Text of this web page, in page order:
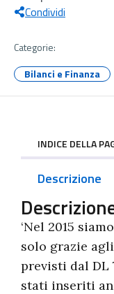
Condividi
Categorie:
Bilanci e Finanza
INDICE DELLA
Descrizione
‘Nel 2015
solo grazie
previsti dal DL
stati inseriti